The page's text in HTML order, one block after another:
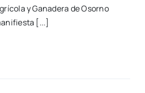
y Ganadera de Osorno
[...]